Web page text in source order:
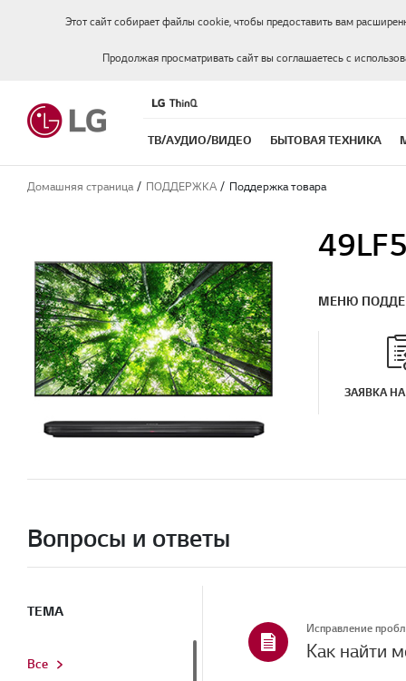
Этот сайт собирает файлы cookie, чтобы предоставить вам
Продолжая просматривать сайт вы соглашаетесь с
ТВ/АУДИО/ВИДЕО БЫТОВАЯ ТЕХНИКА
Домашняя страница ПОДДЕРЖКА Поддержка товара
МЕНЮ
ЗАЯВКА
Вопросы и ответы
ТЕМА
Все
Исправление
Как найти